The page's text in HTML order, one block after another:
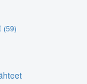
(59)